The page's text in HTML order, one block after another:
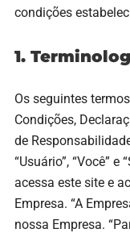
condições
1.
Os seguintes
Condições,
de
“Usuário”, “Você” e
acessa este site e
Empresa. “A
nossa Empresa.